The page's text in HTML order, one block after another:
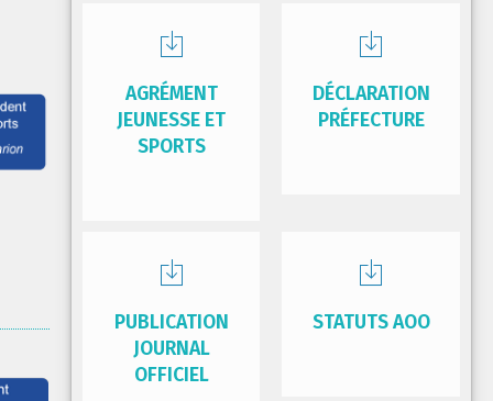
AGRÉMENT
JEUNESSE ET
SPORTS
DÉCLARATION
PRÉFECTURE
PUBLICATION
JOURNAL
OFFICIEL
STATUTS AOO